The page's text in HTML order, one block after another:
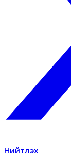
Нийтлэх